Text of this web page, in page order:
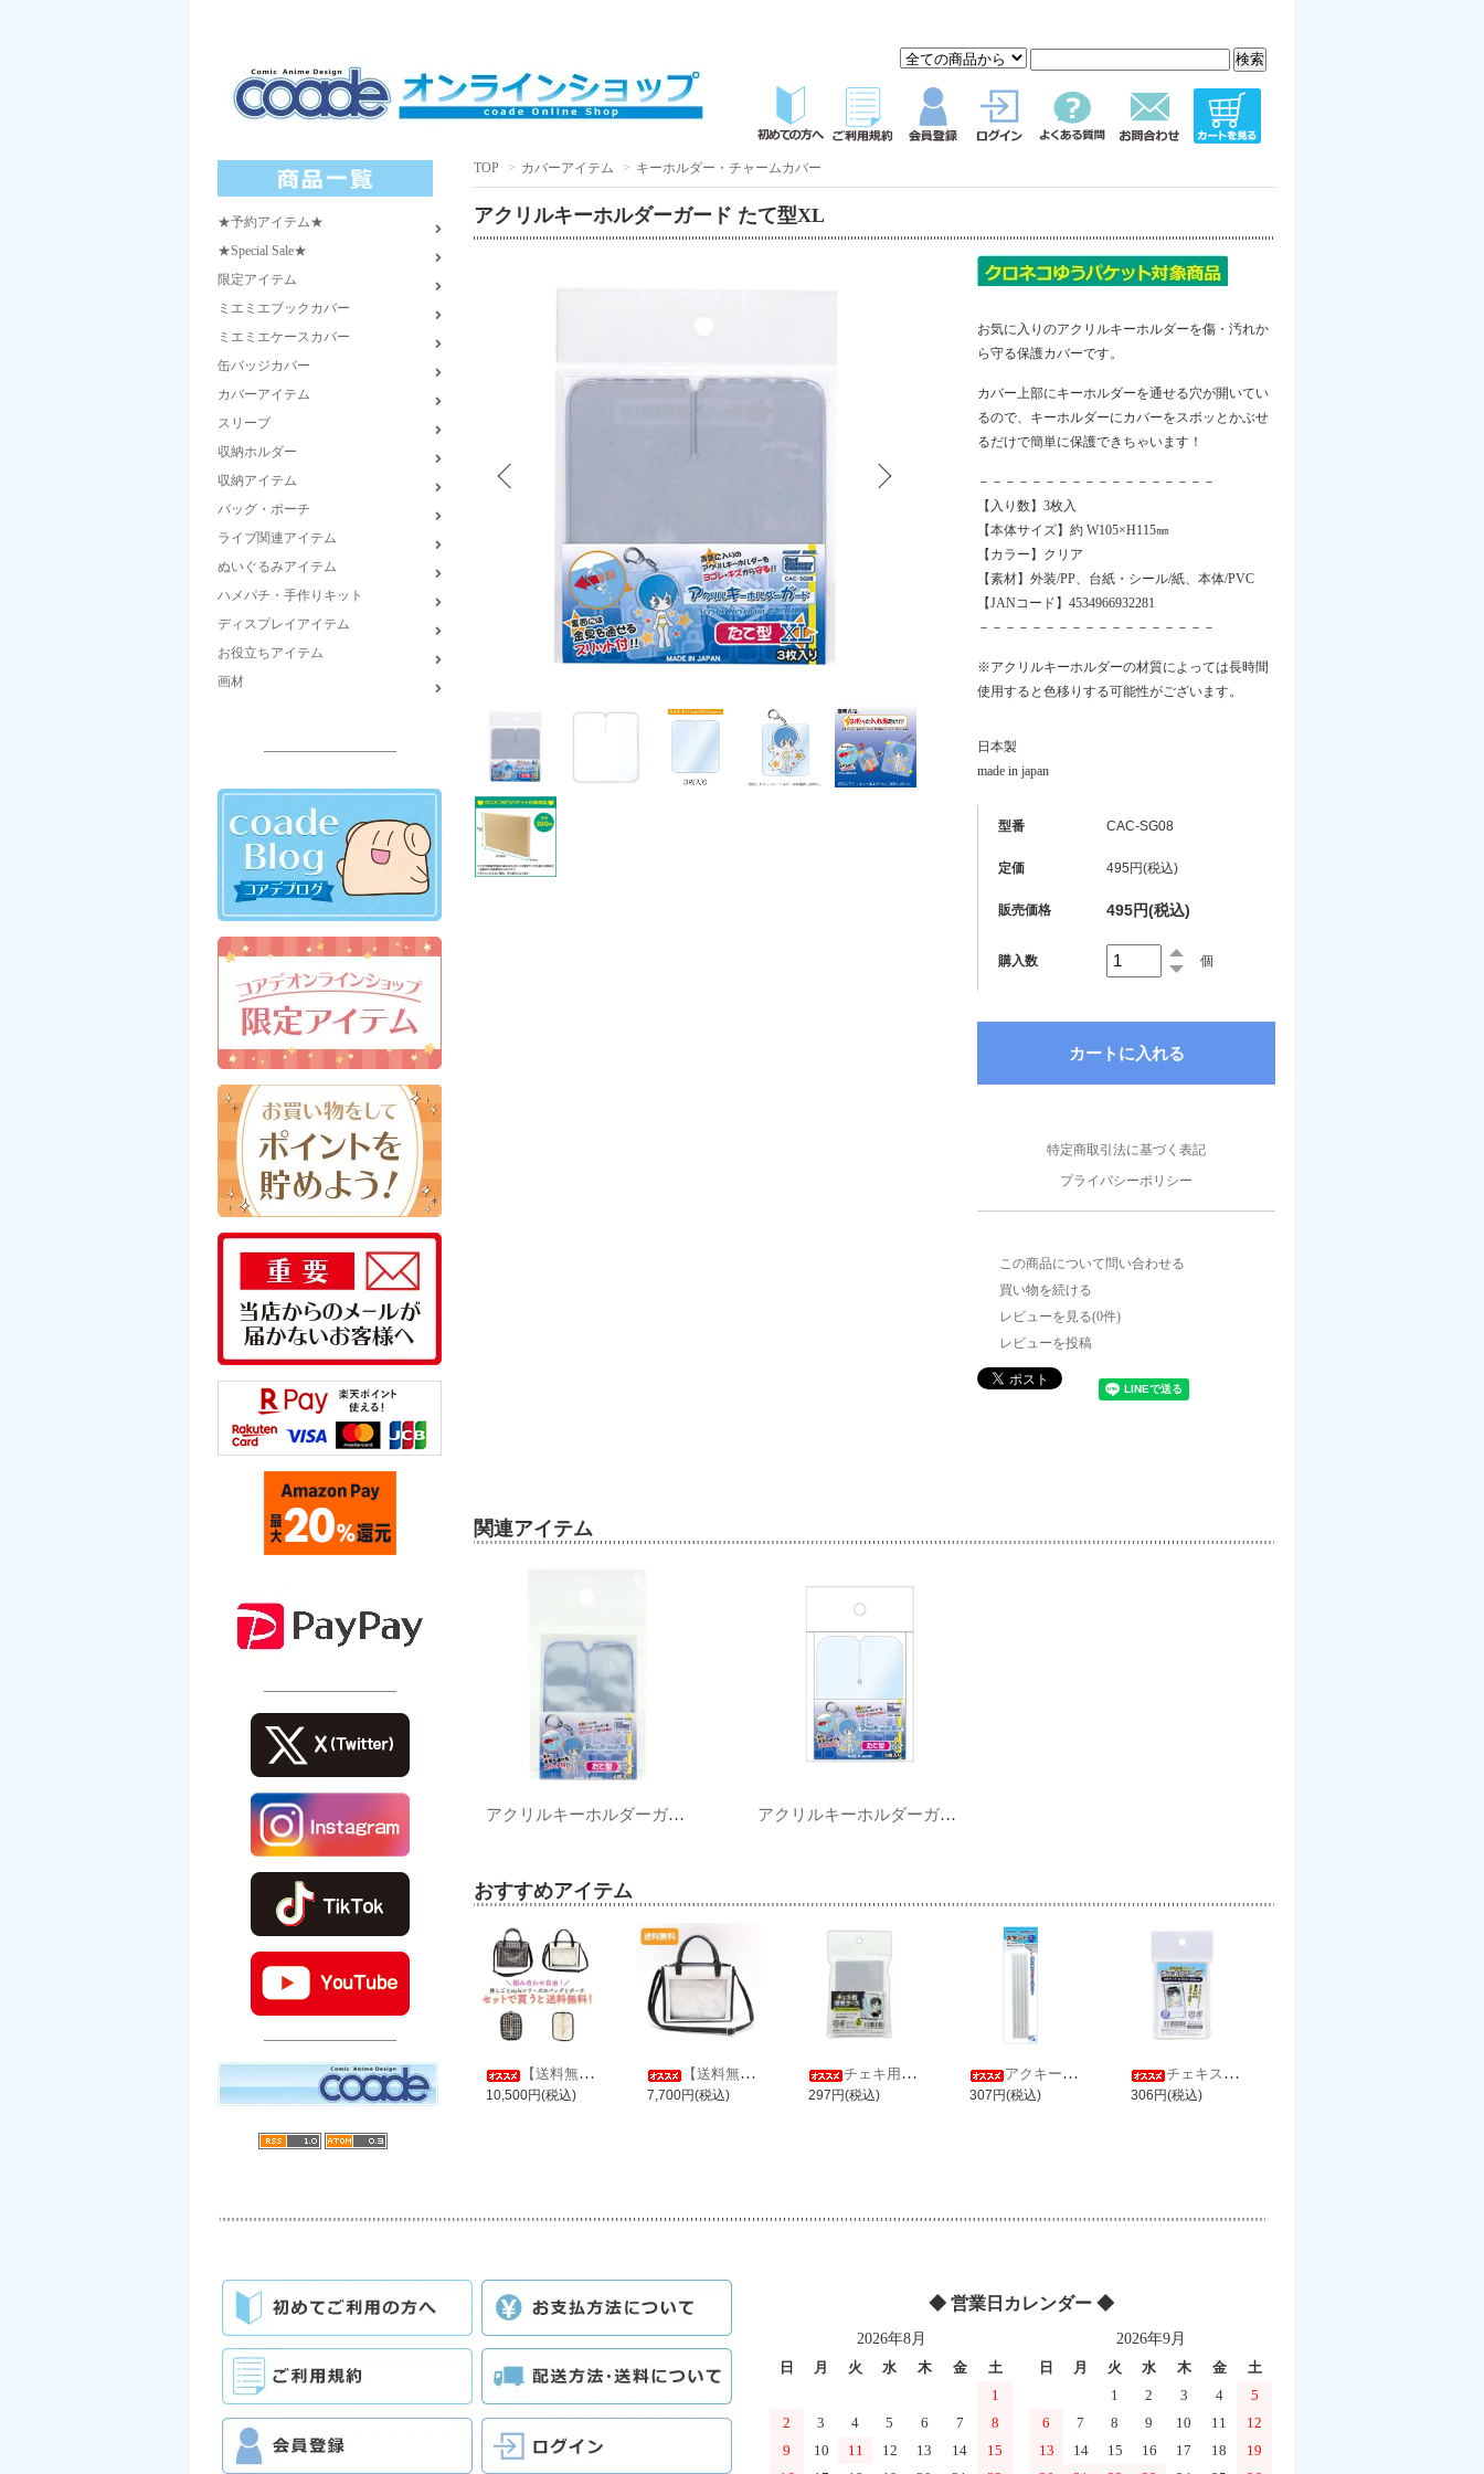
★予約アイテム★
★Special Sale★
限定アイテム
ミエミエブックカバー
ミエミエケースカバー
缶バッジカバー
カバーアイテム
スリーブ
収納ホルダー
収納アイテム
バッグ・ポーチ
ライブ関連アイテム
ぬいぐるみアイテム
ハメパチ・手作りキット
ディスプレイアイテム
お役立ちアイテム
画材
――――――――――
――――――――――
――――――――――
TOP > カバーアイテム > キーホルダー・チャームカバー
アクリルキーホルダーガード たて型XL
お気に入りのアクリルキーホルダーを傷・汚れか
ら守る保護カバーです。
カバー上部にキーホルダーを通せる穴が開いてい
るので、キーホルダーにカバーをスポッとかぶせ
るだけで簡単に保護できちゃいます！
－－－－－－－－－－－－－－－－－－
【入り数】3枚入
【本体サイズ】約 W105×H115㎜
【カラー】クリア
【素材】外装/PP、台紙・シール/紙、本体/PVC
【JANコード】4534966932281
－－－－－－－－－－－－－－－－－－
※アクリルキーホルダーの材質によっては長時間
使用すると色移りする可能性がございます。
日本製
made in japan
型番 CAC-SG08
定価 495円(税込)
販売価格 495円(税込)
購入数 個
特定商取引法に基づく表記
プライバシーポリシー
この商品について問い合わせる
買い物を続ける
レビューを見る(0件)
レビューを投稿
関連アイテム
アクリルキーホルダーガード たて型S アクリルキーホルダーガード たて型M
おすすめアイテム
【送料無料】推しごとstyle ミニバッグ＋ミニポーチセット
10,500円(税込)
【送料無料】推しごとstyle ミニバッグ レース Ver.
7,700円(税込)
チェキ用硬質ケース
297円(税込)
アクキー・ラバスト用スタンド バニラ
307円(税込)
チェキスリーブ
306円(税込)
◆ 営業日カレンダー ◆
2026年8月
日
月 火 水 木 金
土
1
2
3 4 5 6 7
8
9
10 11 12 13 14
15
2026年9月
日
月 火 水 木 金
土
1
2 3 4
5
6
7 8 9 10 11
12
13
14 15 16 17 18
19